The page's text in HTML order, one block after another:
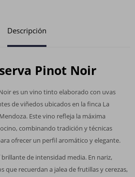
Descripción
Pinot Noir
es un vino tinto elaborado con uvas
de viñedos ubicados en la finca La
Este vino refleja la máxima
combinando tradición y técnicas
ofrecer un perfil aromático y elegante.
de intensidad media. En nariz,
que recuerdan a jalea de frutillas y cerezas,